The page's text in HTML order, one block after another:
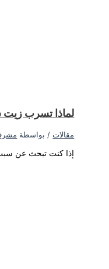
المناسبة لك!…